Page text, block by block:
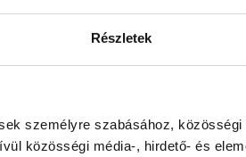
Részletek
személyre szabásához,
közösségi média-, hirdető- és